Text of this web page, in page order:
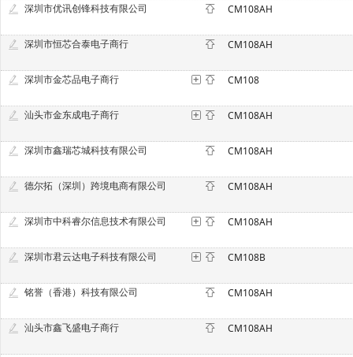
深圳市优讯创锋科技有限公司 CM108AH
深圳市恒芯合泰电子商行 CM108AH
深圳市金芯品电子商行 CM108
汕头市金东成电子商行 CM108AH
深圳市鑫瑞芯城科技有限公司 CM108AH
德尔拓（深圳）跨境电商有限公司 CM108AH
深圳市中科睿尔信息技术有限公司 CM108AH
深圳市君云达电子科技有限公司 CM108B
铭誉（香港）科技有限公司 CM108AH
汕头市鑫飞盛电子商行 CM108AH